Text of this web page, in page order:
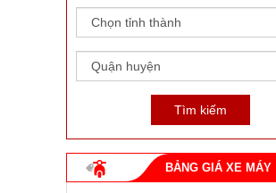
BẢNG GIÁ XE MÁY